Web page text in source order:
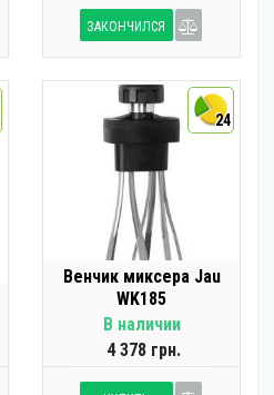
ЗАКОНЧИЛСЯ
24
Венчик миксера Jau
WK185
В наличии
4 378 грн.